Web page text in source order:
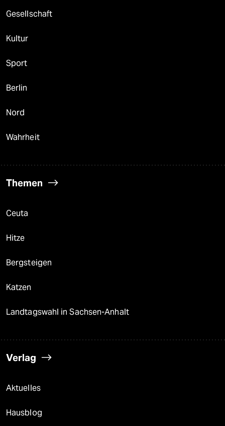
Gesellschaft
Kultur
Sport
Berlin
Nord
Wahrheit
Themen
Ceuta
Hitze
Bergsteigen
Katzen
Landtagswahl in Sachsen-Anhalt
Verlag
Aktuelles
Hausblog